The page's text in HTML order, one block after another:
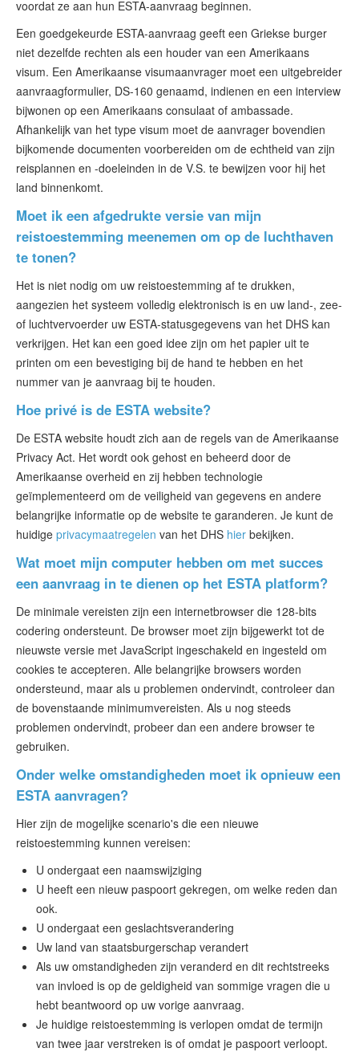
voordat ze aan hun ESTA-aanvraag beginnen.
Een goedgekeurde ESTA-aanvraag geeft een Griekse burger
niet dezelfde rechten als een houder van een Amerikaans
visum. Een Amerikaanse visumaanvrager moet een uitgebreider
aanvraagformulier, DS-160 genaamd, indienen en een interview
bijwonen op een Amerikaans consulaat of ambassade.
Afhankelijk van het type visum moet de aanvrager bovendien
bijkomende documenten voorbereiden om de echtheid van zijn
reisplannen en -doeleinden in de V.S. te bewijzen voor hij het
land binnenkomt.
Moet ik een afgedrukte versie van mijn
reistoestemming meenemen om op de luchthaven
te tonen?
Het is niet nodig om uw reistoestemming af te drukken,
aangezien het systeem volledig elektronisch is en uw land-, zee-
of luchtvervoerder uw ESTA-statusgegevens van het DHS kan
verkrijgen. Het kan een goed idee zijn om het papier uit te
printen om een bevestiging bij de hand te hebben en het
nummer van je aanvraag bij te houden.
Hoe privé is de ESTA website?
De ESTA website houdt zich aan de regels van de Amerikaanse
Privacy Act. Het wordt ook gehost en beheerd door de
Amerikaanse overheid en zij hebben technologie
geïmplementeerd om de veiligheid van gegevens en andere
belangrijke informatie op de website te garanderen. Je kunt de
huidige privacymaatregelen van het DHS hier bekijken.
Wat moet mijn computer hebben om met succes
een aanvraag in te dienen op het ESTA platform?
De minimale vereisten zijn een internetbrowser die 128-bits
codering ondersteunt. De browser moet zijn bijgewerkt tot de
nieuwste versie met JavaScript ingeschakeld en ingesteld om
cookies te accepteren. Alle belangrijke browsers worden
ondersteund, maar als u problemen ondervindt, controleer dan
de bovenstaande minimumvereisten. Als u nog steeds
problemen ondervindt, probeer dan een andere browser te
gebruiken.
Onder welke omstandigheden moet ik opnieuw een
ESTA aanvragen?
Hier zijn de mogelijke scenario's die een nieuwe
reistoestemming kunnen vereisen:
U ondergaat een naamswijziging
U heeft een nieuw paspoort gekregen, om welke reden dan
ook.
U ondergaat een geslachtsverandering
Uw land van staatsburgerschap verandert
Als uw omstandigheden zijn veranderd en dit rechtstreeks
van invloed is op de geldigheid van sommige vragen die u
hebt beantwoord op uw vorige aanvraag.
Je huidige reistoestemming is verlopen omdat de termijn
van twee jaar verstreken is of omdat je paspoort verloopt.